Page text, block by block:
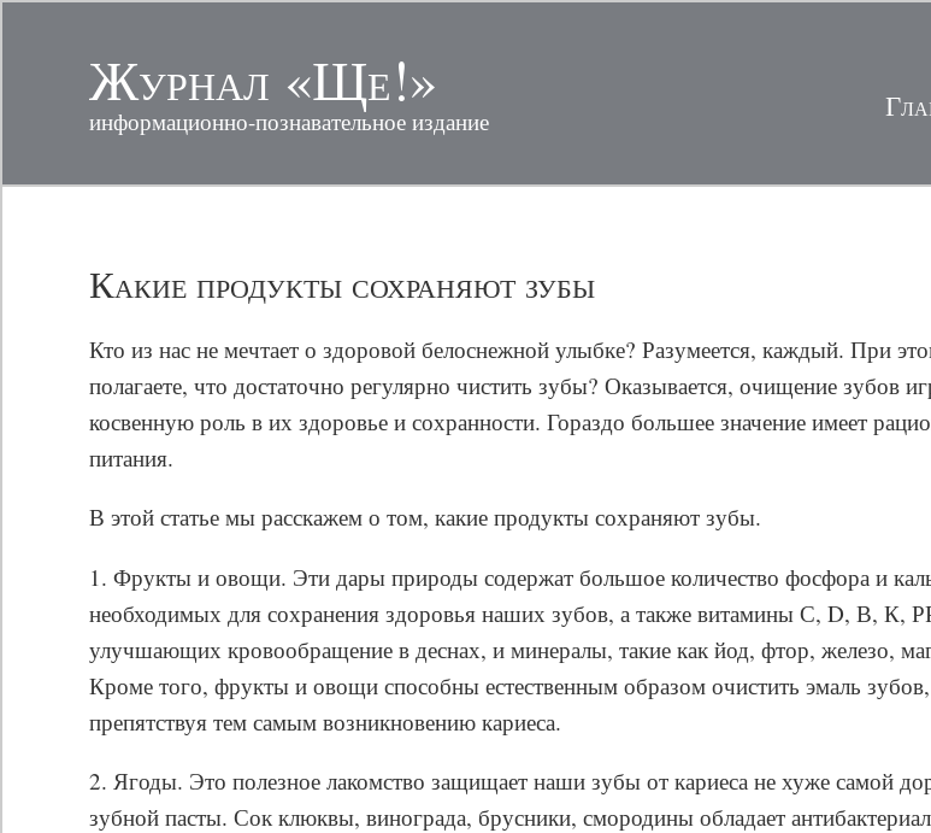
Журнал «Ще!»
информационно-познавательное издание
Какие продукты сохраняют зубы
Кто из нас не мечтает о здоровой белоснежной улыбке? Разумеется, каждый. При
полагаете, что достаточно регулярно чистить зубы? Оказывается, очищение зубов
косвенную роль в их здоровье и сохранности. Гораздо большее значение имеет
питания.
В этой статье мы расскажем о том, какие продукты сохраняют зубы.
1. Фрукты и овощи. Эти дары природы содержат большое количество фосфора и
необходимых для сохранения здоровья наших зубов, а также витамины С, D, В, К,
улучшающих кровообращение в деснах, и минералы, такие как йод, фтор, железо,
Кроме того, фрукты и овощи способны естественным образом очистить эмаль зубов,
препятствуя тем самым возникновению кариеса.
2. Ягоды. Это полезное лакомство защищает наши зубы от кариеса не хуже самой
зубной пасты. Сок клюквы, винограда, брусники, смородины обладает